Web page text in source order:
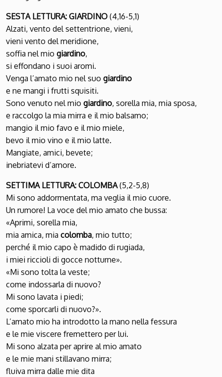
SESTA LETTURA: GIARDINO (4,16-5,1)
Alzati, vento del settentrione, vieni,
vieni vento del meridione,
soffia nel mio giardino,
si effondano i suoi aromi.
Venga l’amato mio nel suo giardino
e ne mangi i frutti squisiti.
Sono venuto nel mio giardino, sorella mia, mia sposa,
e raccolgo la mia mirra e il mio balsamo;
mangio il mio favo e il mio miele,
bevo il mio vino e il mio latte.
Mangiate, amici, bevete;
inebriatevi d’amore.
SETTIMA LETTURA: COLOMBA(5,2-5,8)
Mi sono addormentata, ma veglia il mio cuore.
Un rumore! La voce del mio amato che bussa:
«Aprimi, sorella mia,
mia amica, mia colomba, mio tutto;
perché il mio capo è madido di rugiada,
i miei riccioli di gocce notturne».
«Mi sono tolta la veste;
come indossarla di nuovo?
Mi sono lavata i piedi;
come sporcarli di nuovo?».
L’amato mio ha introdotto la mano nella fessura
e le mie viscere fremettero per lui.
Mi sono alzata per aprire al mio amato
e le mie mani stillavano mirra;
fluiva mirra dalle mie dita